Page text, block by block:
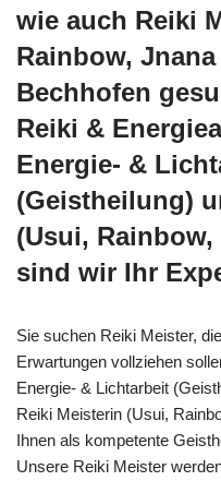
wie auch Reiki
Rainbow,
Bechhofen
Reiki &
Energie- &
(Geistheilung)
(Usui,
sind wir Ihr
Sie suchen Reiki Meister,
Erwartungen vollziehen
Energie- & Lichtarbeit
Reiki Meisterin (Usui,
Ihnen als kompetente
Unsere Reiki Meister